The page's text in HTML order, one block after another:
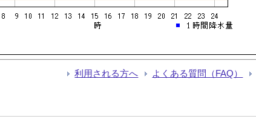
利用される方へ よくある質問（FAQ）